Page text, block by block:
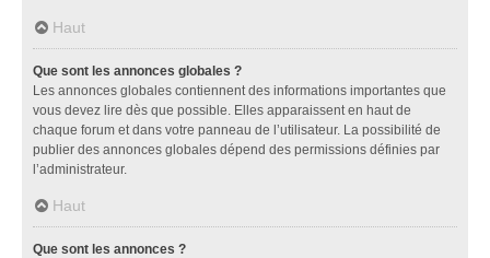
Haut
Que sont les annonces globales ?
Les annonces globales contiennent des informations importantes que
vous devez lire dès que possible. Elles apparaissent en haut de
chaque forum et dans votre panneau de l’utilisateur. La possibilité de
publier des annonces globales dépend des permissions définies par
l’administrateur.
Haut
Que sont les annonces ?